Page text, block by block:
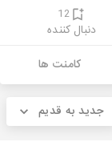
12
دنبال کننده
کامنت ها
جدید به قدیم